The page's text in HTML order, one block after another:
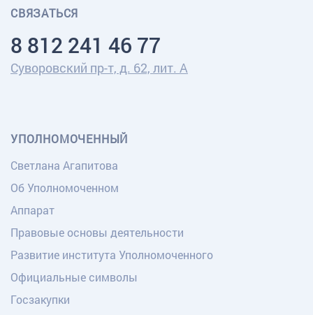
СВЯЗАТЬСЯ
8 812 241 46 77
Суворовский пр-т, д. 62, лит. А
УПОЛНОМОЧЕННЫЙ
Светлана Агапитова
Об Уполномоченном
Аппарат
Правовые основы деятельности
Развитие института Уполномоченного
Официальные символы
Госзакупки